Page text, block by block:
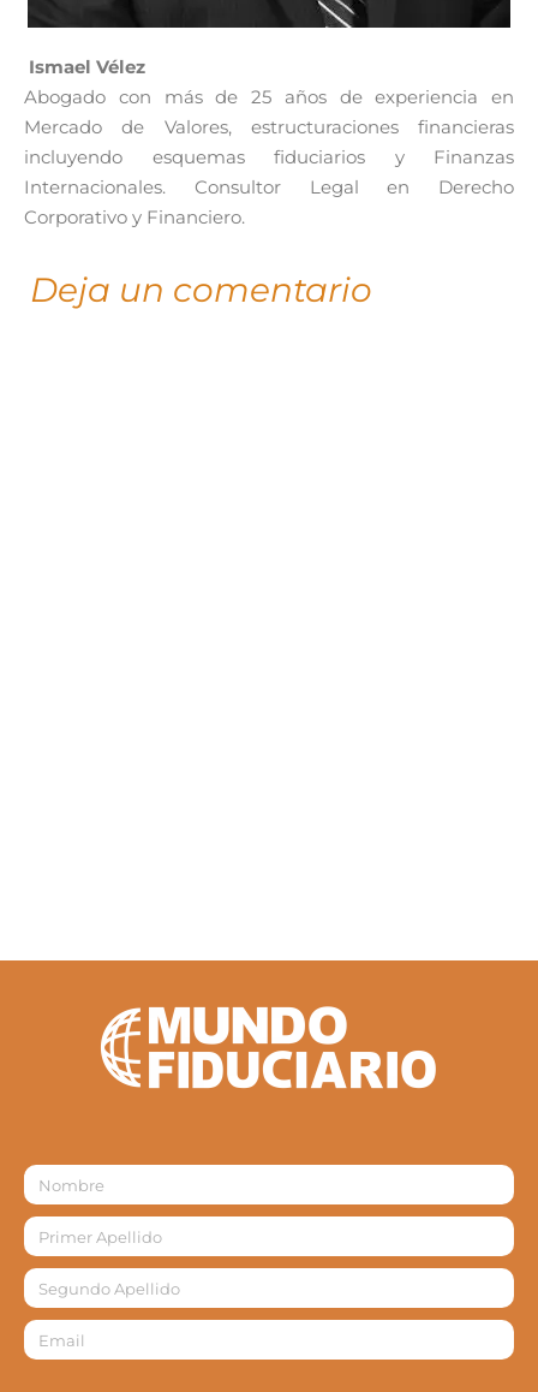
Ismael Vélez
Abogado con más de 25 años de experiencia en
Mercado de Valores, estructuraciones financieras
incluyendo esquemas fiduciarios y Finanzas
Internacionales. Consultor Legal en Derecho
Corporativo y Financiero.
Deja un comentario